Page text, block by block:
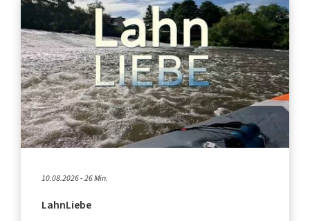
10.08.2026 - 26 Min.
LahnLiebe